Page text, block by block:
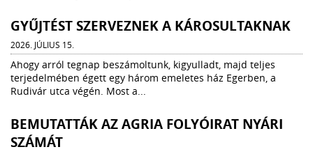
GYŰJTÉST SZERVEZNEK A KÁROSULTAKNAK
2026. JÚLIUS 15.
Ahogy arról tegnap beszámoltunk, kigyulladt, majd teljes
terjedelmében égett egy három emeletes ház Egerben, a
Rudivár utca végén. Most a...
BEMUTATTÁK AZ AGRIA FOLYÓIRAT NYÁRI
SZÁMÁT